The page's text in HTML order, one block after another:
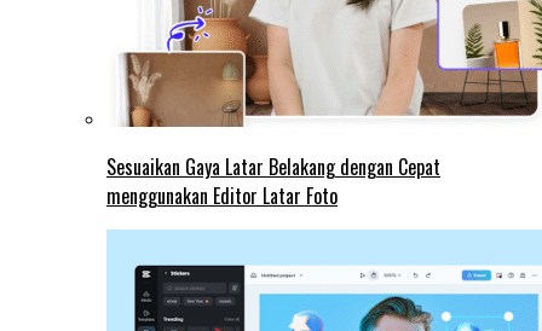
Sesuaikan Gaya Latar Belakang dengan Cepat
menggunakan Editor Latar Foto